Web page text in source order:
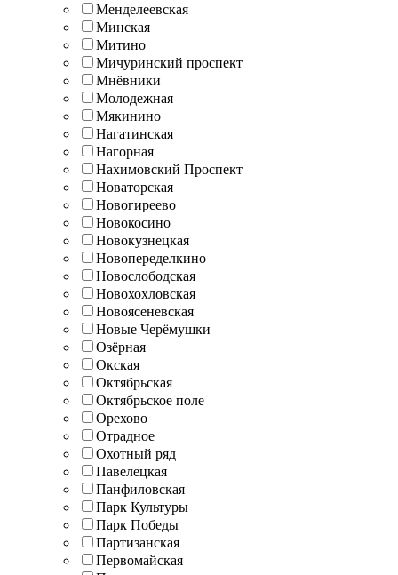
Менделеевская
Минская
Митино
Мичуринский проспект
Мнёвники
Молодежная
Мякинино
Нагатинская
Нагорная
Нахимовский Проспект
Новаторская
Новогиреево
Новокосино
Новокузнецкая
Новопеределкино
Новослободская
Новохохловская
Новоясеневская
Новые Черёмушки
Озёрная
Окская
Октябрьская
Октябрьское поле
Орехово
Отрадное
Охотный ряд
Павелецкая
Панфиловская
Парк Культуры
Парк Победы
Партизанская
Первомайская